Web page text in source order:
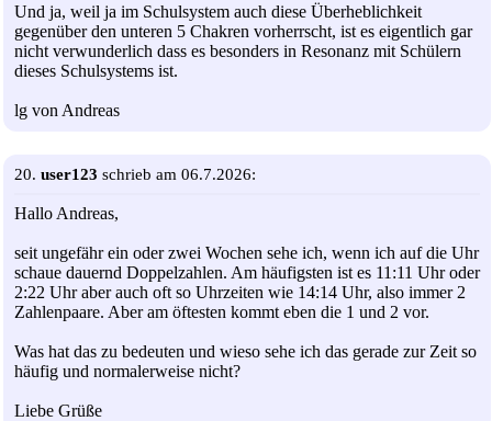
Und ja, weil ja im Schulsystem auch diese Überheblichkeit
gegenüber den unteren 5 Chakren vorherrscht, ist es eigentlich gar
nicht verwunderlich dass es besonders in Resonanz mit Schülern
dieses Schulsystems ist.
lg von Andreas
20. user123 schrieb am 06.7.2026:
Hallo Andreas,
seit ungefähr ein oder zwei Wochen sehe ich, wenn ich auf die Uhr
schaue dauernd Doppelzahlen. Am häufigsten ist es 11:11 Uhr oder
2:22 Uhr aber auch oft so Uhrzeiten wie 14:14 Uhr, also immer 2
Zahlenpaare. Aber am öftesten kommt eben die 1 und 2 vor.
Was hat das zu bedeuten und wieso sehe ich das gerade zur Zeit so
häufig und normalerweise nicht?
Liebe Grüße